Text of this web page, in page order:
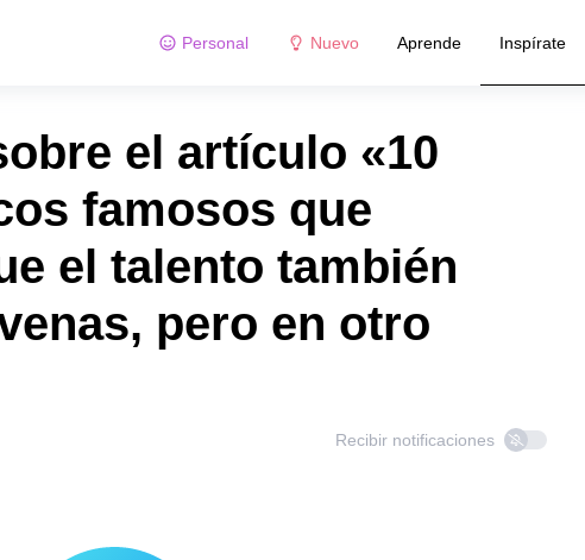
Personal Nuevo Aprende Inspírate
el artículo «10
famosos que
el talento también
pero en otro
Recibir notificaciones